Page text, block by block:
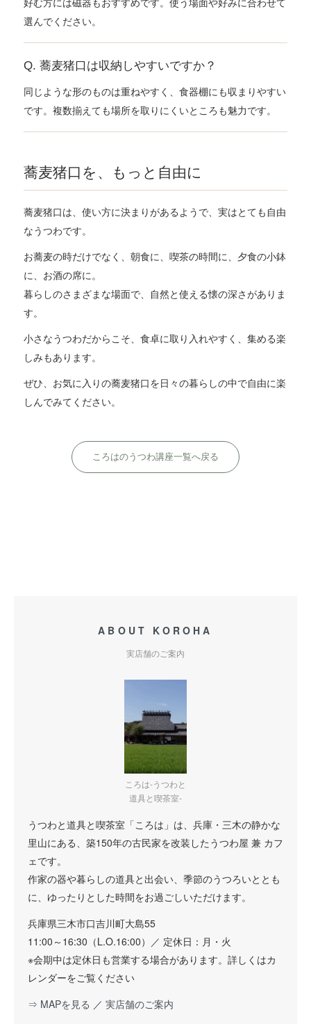
好む方には磁器もおすすめです。使う場面や好みに合わせて
選んでください。
Q. 蕎麦猪口は収納しやすいですか？
同じような形のものは重ねやすく、食器棚にも収まりやすい
です。複数揃えても場所を取りにくいところも魅力です。
蕎麦猪口を、もっと自由に
蕎麦猪口は、使い方に決まりがあるようで、実はとても自由
なうつわです。
お蕎麦の時だけでなく、朝食に、喫茶の時間に、夕食の小鉢
に、お酒の席に。
暮らしのさまざまな場面で、自然と使える懐の深さがありま
す。
小さなうつわだからこそ、食卓に取り入れやすく、集める楽
しみもあります。
ぜひ、お気に入りの蕎麦猪口を日々の暮らしの中で自由に楽
しんでみてください。
ころはのうつわ講座一覧へ戻る
ABOUT KOROHA
実店舗のご案内
ころは-うつわと
道具と喫茶室-
うつわと道具と喫茶室「ころは」は、兵庫・三木の静かな
里山にある、築150年の古民家を改装したうつわ屋 兼 カフ
ェです。
作家の器や暮らしの道具と出会い、季節のうつろいととも
に、ゆったりとした時間をお過ごしいただけます。
兵庫県三木市口吉川町大島55
11:00～16:30（L.O.16:00）／ 定休日：月・火
※会期中は定休日も営業する場合があります。詳しくはカ
レンダーをご覧ください
⇒ MAPを見る ／ 実店舗のご案内